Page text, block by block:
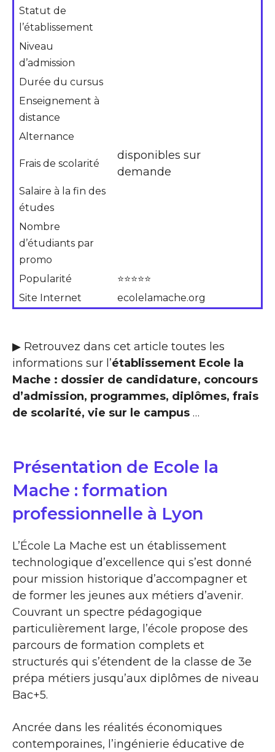
Statut de
l’établissement
Niveau
d’admission
Durée du cursus
Enseignement à
distance
Alternance
Frais de scolarité
disponibles sur
demande
Salaire à la fin des
études
Nombre
d’étudiants par
promo
Popularité
⭐⭐⭐⭐⭐
Site Internet
ecolelamache.org
▶ Retrouvez dans cet article toutes les
informations sur l’établissement Ecole la
Mache : dossier de candidature, concours
d’admission, programmes, diplômes, frais
de scolarité, vie sur le campus …
Présentation de Ecole la
Mache : formation
professionnelle à Lyon
L’École La Mache est un établissement
technologique d’excellence qui s’est donné
pour mission historique d’accompagner et
de former les jeunes aux métiers d’avenir.
Couvrant un spectre pédagogique
particulièrement large, l’école propose des
parcours de formation complets et
structurés qui s’étendent de la classe de 3e
prépa métiers jusqu’aux diplômes de niveau
Bac+5.
Ancrée dans les réalités économiques
contemporaines, l’ingénierie éducative de